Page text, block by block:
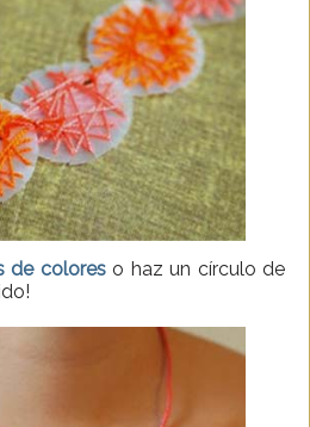
de coloreso haz un círculo de